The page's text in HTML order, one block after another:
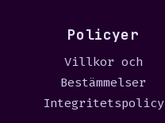
Policyer
Villkor och
Bestämmelser
Integritetspolicy